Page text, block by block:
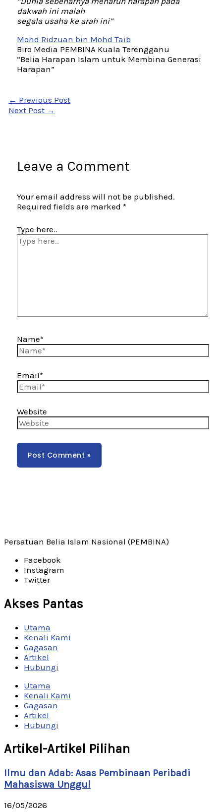
dakwah ini malah
segala usaha ke arah ini”
Mohd Ridzuan bin Mohd Taib
Biro Media PEMBINA Kuala Terengganu
“Belia Harapan Islam untuk Membina Generasi
Harapan”
← Previous Post
Next Post →
Leave a Comment
Your email address will not be published.
Required fields are marked*
Type here..
Name*
Email*
Website
Persatuan Belia Islam Nasional (PEMBINA)
Facebook
Instagram
Twitter
Akses Pantas
Utama
Kenali Kami
Gagasan
Artikel
Hubungi
Utama
Kenali Kami
Gagasan
Artikel
Hubungi
Artikel-Artikel Pilihan
Ilmu dan Adab: Asas Pembinaan Peribadi
Mahasiswa Unggul
16/05/2026